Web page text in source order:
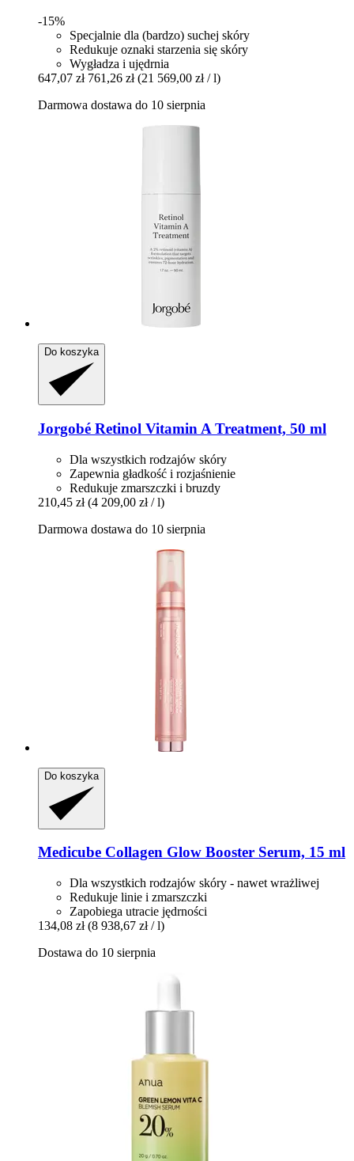
-15%
Specjalnie dla (bardzo) suchej skóry
Redukuje oznaki starzenia się skóry
Wygładza i ujędrnia
647,07 zł 761,26 zł (21 569,00 zł / l)
Darmowa dostawa do 10 sierpnia
Do koszyka
Jorgobé Retinol Vitamin A Treatment, 50 ml
Dla wszystkich rodzajów skóry
Zapewnia gładkość i rozjaśnienie
Redukuje zmarszczki i bruzdy
210,45 zł (4 209,00 zł / l)
Darmowa dostawa do 10 sierpnia
Do koszyka
Medicube Collagen Glow Booster Serum, 15 ml
Dla wszystkich rodzajów skóry - nawet wrażliwej
Redukuje linie i zmarszczki
Zapobiega utracie jędrności
134,08 zł (8 938,67 zł / l)
Dostawa do 10 sierpnia